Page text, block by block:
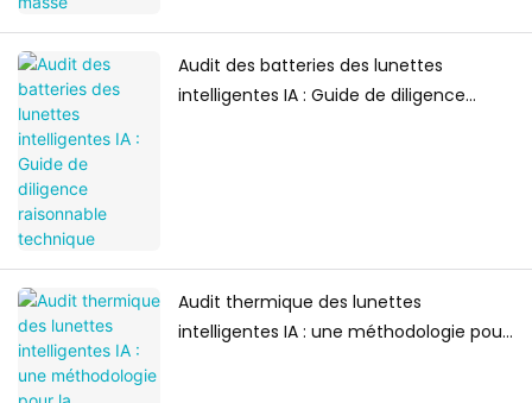
Audit des batteries des lunettes
intelligentes IA : Guide de diligence
Audit thermique des lunettes
intelligentes IA : une méthodologie pour